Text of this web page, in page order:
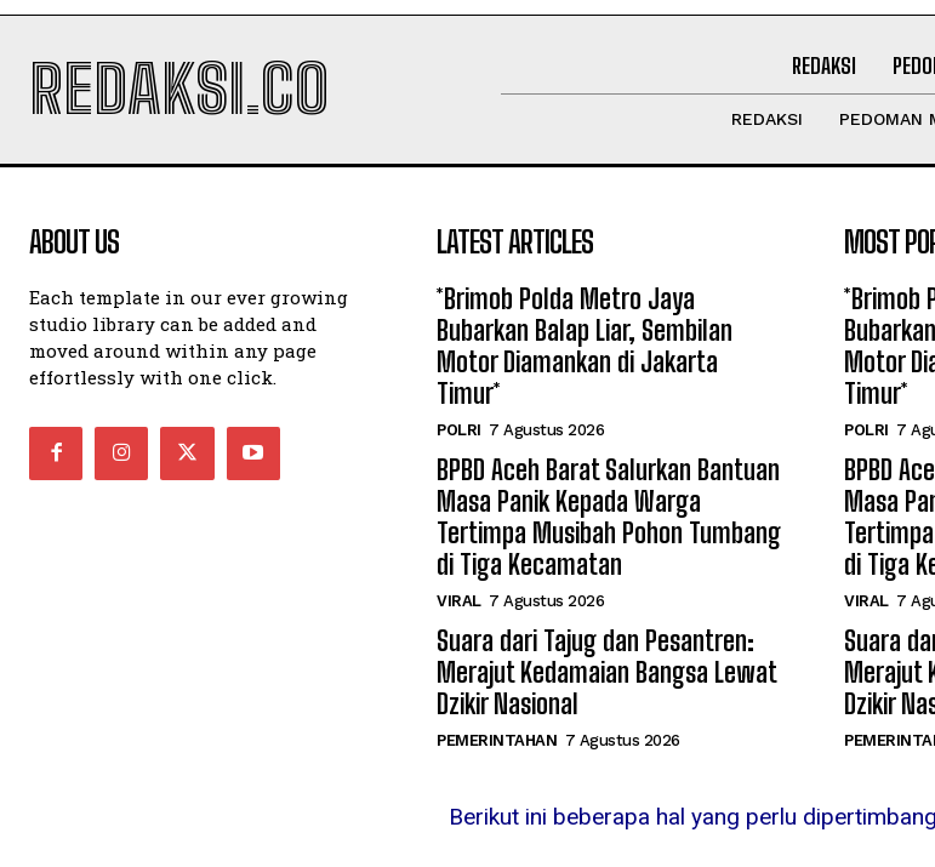
REDAKSI.CO REDAKSI
REDAKSI PEDOMAN
ABOUT US
Each template in our ever growing
studio library can be added and
moved around within any page
effortlessly with one click.
LATEST ARTICLES
*Brimob Polda Metro Jaya
Bubarkan Balap Liar, Sembilan
Motor Diamankan di Jakarta
Timur*
POLRI 7 Agustus 2026
BPBD Aceh Barat Salurkan Bantuan
Masa Panik Kepada Warga
Tertimpa Musibah Pohon Tumbang
di Tiga Kecamatan
VIRAL 7 Agustus 2026
Suara dari Tajug dan Pesantren:
Merajut Kedamaian Bangsa Lewat
Dzikir Nasional
PEMERINTAHAN 7 Agustus 2026
MOST
*Brimob
Motor
Timur*
POLRI 7
BPBD
Masa
di Tiga
VIRAL 7
Suara
Merajut
Dzikir
Berikut ini beberapa hal yang perlu